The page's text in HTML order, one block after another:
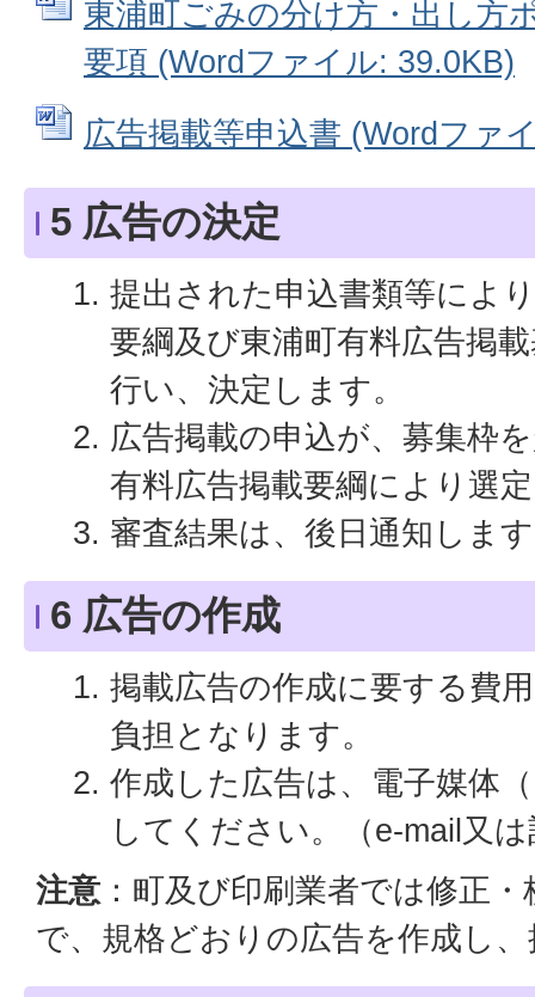
東浦町ごみの分け方・出し方
要項 (Wordファイル: 39.0KB)
広告掲載等申込書 (Wordファ
5 広告の決定
提出された申込書類等によ
要綱及び東浦町有料広告掲
行い、決定します。
広告掲載の申込が、募集枠
有料広告掲載要綱により選
審査結果は、後日通知しま
6 広告の作成
掲載広告の作成に要する費
負担となります。
作成した広告は、電子媒体
してください。（e-mail又
注意 ：町及び印刷業者では修正
で、規格どおりの広告を作成し